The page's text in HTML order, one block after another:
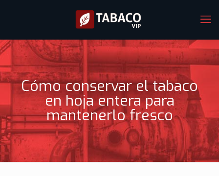
Cómo conservar el tabaco
en hoja entera para
mantenerlo fresco